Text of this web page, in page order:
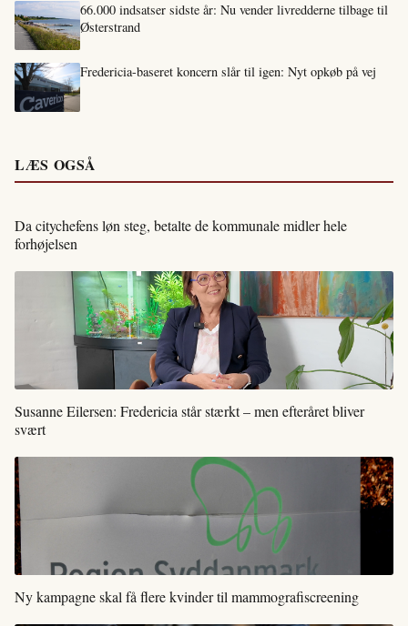
66.000 indsatser sidste år: Nu vender livredderne tilbage til
Østerstrand
Fredericia-baseret koncern slår til igen: Nyt opkøb på vej
LÆS OGSÅ
Da citychefens løn steg, betalte de kommunale midler hele
forhøjelsen
Susanne Eilersen: Fredericia står stærkt – men efteråret bliver
svært
Ny kampagne skal få flere kvinder til mammografiscreening